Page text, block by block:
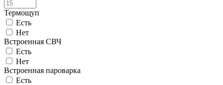
Термощуп
Есть
Нет
Встроенная СВЧ
Есть
Нет
Встроенная пароварка
Есть